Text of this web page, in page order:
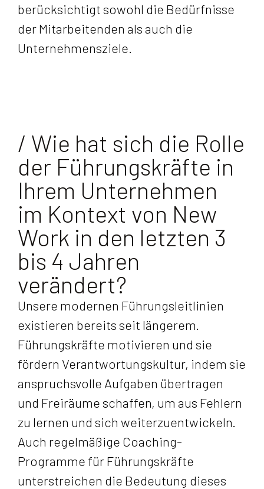
berücksichtigt sowohl die Bedürfnisse
der Mitarbeitenden als auch die
Unternehmensziele.
/ Wie hat sich die Rolle
der Führungskräfte in
Ihrem Unternehmen
im Kontext von New
Work in den letzten 3
bis 4 Jahren
verändert?
Unsere modernen Führungsleitlinien
existieren bereits seit längerem.
Führungskräfte motivieren und sie
fördern Verantwortungskultur, indem sie
anspruchsvolle Aufgaben übertragen
und Freiräume schaffen, um aus Fehlern
zu lernen und sich weiterzuentwickeln.
Auch regelmäßige Coaching-
Programme für Führungskräfte
unterstreichen die Bedeutung dieses